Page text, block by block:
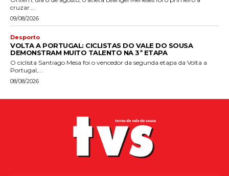
cruzar...
09/08/2026
Desporto
VOLTA A PORTUGAL: CICLISTAS DO VALE DO SOUSA
DEMONSTRAM MUITO TALENTO NA 3ª ETAPA
O ciclista Santiago Mesa foi o vencedor da segunda etapa da Volta a
Portugal,...
08/08/2026